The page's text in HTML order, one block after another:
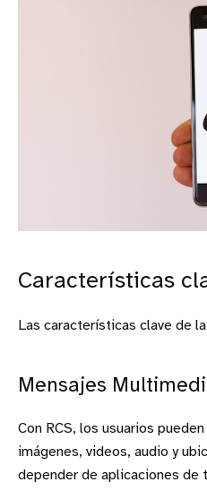
Características
Las características clave de
Mensajes
Con RCS, los usuarios
imágenes, videos, audio y
depender de aplicaciones de